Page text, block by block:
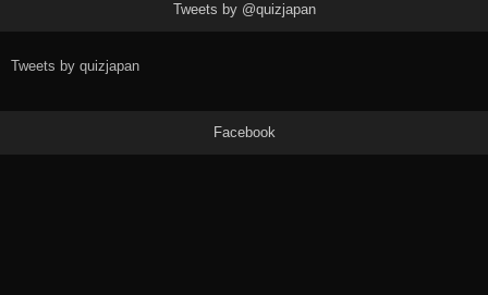
Tweets by @quizjapan
Tweets by quizjapan
Facebook